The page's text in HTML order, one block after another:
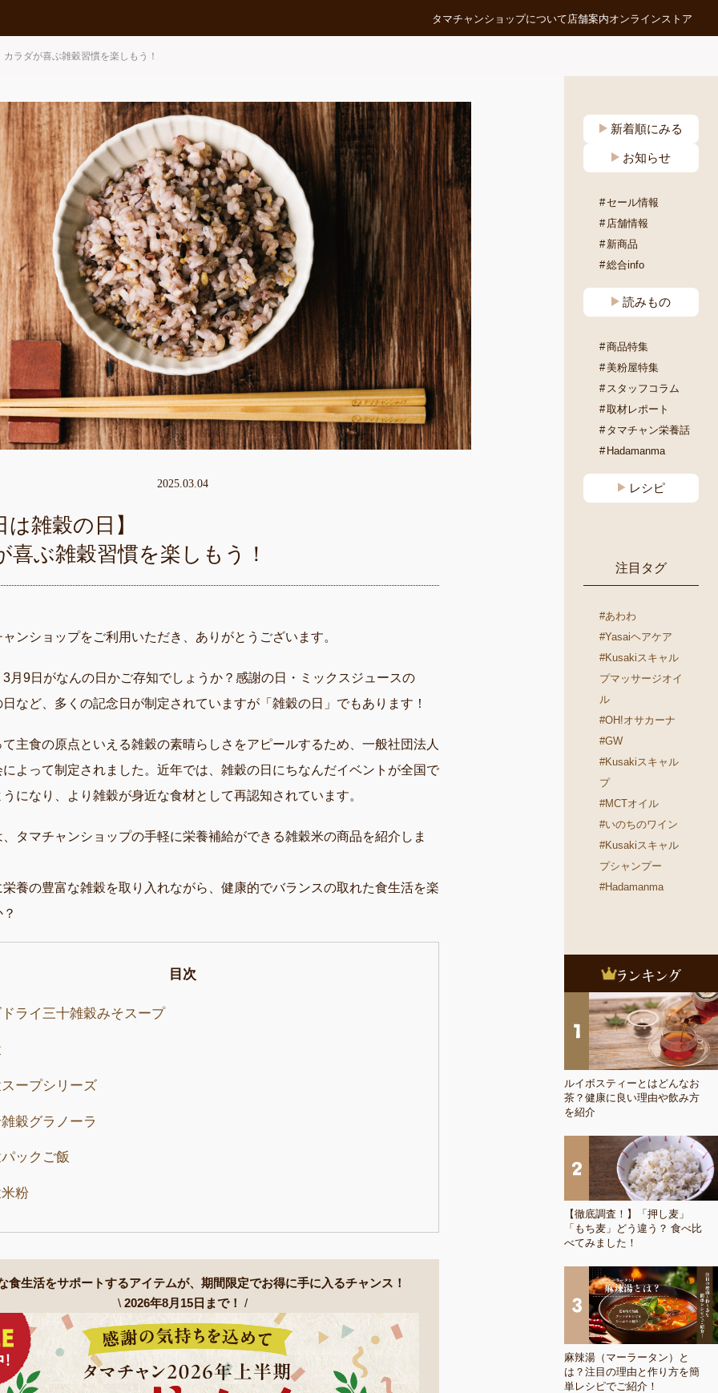
タマチャンショップについて 店舗案内オンラインストア
ラダが喜ぶ雑穀習慣を楽しもう！
2025.03.04
は雑穀の日】
喜ぶ雑穀習慣を楽しもう！
ンショップをご利用いただき、ありがとうございます。
月9日がなんの日かご存知でしょうか？感謝の日・ミックスジュースの
など、多くの記念日が制定されていますが「雑穀の日」でもあります！
主食の原点といえる雑穀の素晴らしさをアピールするため、一般社団法人
よって制定されました。近年では、雑穀の日にちなんだイベントが全国で
になり、より雑穀が身近な食材として再認知されています。
タマチャンショップの手軽に栄養補給ができる雑穀米の商品を紹介しま
養の豊富な雑穀を取り入れながら、健康的でバランスの取れた食生活を楽
目次
ライ三十雑穀みそスープ
ープシリーズ
穀グラノーラ
ックご飯
粉
食生活をサポートするアイテムが、 期間限定でお得に手に入るチャンス！
\ 2026年8月15日まで！ /
ルイボスティーとはどんなお
茶？健康に良い理由や飲み方
を紹介
【徹底調査！】「押し麦」
「もち麦」どう違う？ 食べ比
べてみました！
麻辣湯（マーラータン）と
は？注目の理由と作り方を簡
単レシピでご紹介！
新着順にみる
お知らせ
セール情報
店舗情報
新商品
総合info
読みもの
商品特集
美粉屋特集
スタッフコラム
取材レポート
タマチャン栄養話
Hadamanma
レシピ
注目タグ
#あわわ
#Yasaiヘアケア
#Kusakiスキャル
プマッサージオイ
ル
#OH!オサカーナ
#GW
#Kusakiスキャル
プ
#MCTオイル
#いのちのワイン
#Kusakiスキャル
プシャンプー
#Hadamanma